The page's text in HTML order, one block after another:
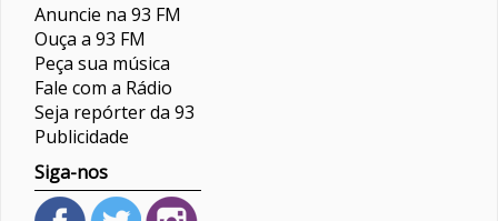
Anuncie na 93 FM
Ouça a 93 FM
Peça sua música
Fale com a Rádio
Seja repórter da 93
Publicidade
Siga-nos